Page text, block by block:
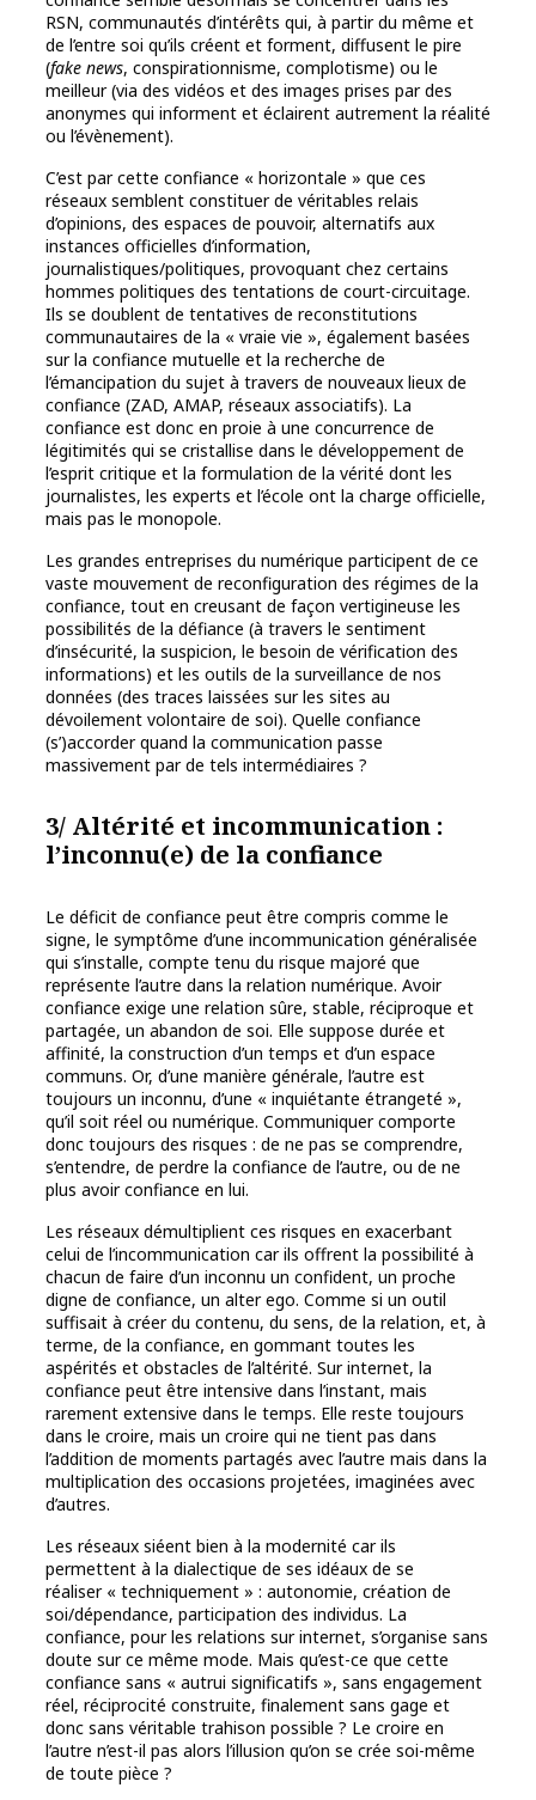
RSN, communautés d’intérêts qui, à partir du même et
de l’entre soi qu’ils créent et forment, diffusent le pire
(fake news, conspirationnisme, complotisme) ou le
meilleur (via des vidéos et des images prises par des
anonymes qui informent et éclairent autrement la réalité
ou l’évènement).
C’est par cette confiance « horizontale » que ces
réseaux semblent constituer de véritables relais
d’opinions, des espaces de pouvoir, alternatifs aux
instances officielles d’information,
journalistiques/politiques, provoquant chez certains
hommes politiques des tentations de court-circuitage.
Ils se doublent de tentatives de reconstitutions
communautaires de la « vraie vie », également basées
sur la confiance mutuelle et la recherche de
l’émancipation du sujet à travers de nouveaux lieux de
confiance (ZAD, AMAP, réseaux associatifs). La
confiance est donc en proie à une concurrence de
légitimités qui se cristallise dans le développement de
l’esprit critique et la formulation de la vérité dont les
journalistes, les experts et l’école ont la charge officielle,
mais pas le monopole.
Les grandes entreprises du numérique participent de ce
vaste mouvement de reconfiguration des régimes de la
confiance, tout en creusant de façon vertigineuse les
possibilités de la défiance (à travers le sentiment
d’insécurité, la suspicion, le besoin de vérification des
informations) et les outils de la surveillance de nos
données (des traces laissées sur les sites au
dévoilement volontaire de soi). Quelle confiance
(s’)accorder quand la communication passe
massivement par de tels intermédiaires ?
3/ Altérité et incommunication :
l’inconnu(e) de la confiance
Le déficit de confiance peut être compris comme le
signe, le symptôme d’une incommunication généralisée
qui s’installe, compte tenu du risque majoré que
représente l’autre dans la relation numérique. Avoir
confiance exige une relation sûre, stable, réciproque et
partagée, un abandon de soi. Elle suppose durée et
affinité, la construction d’un temps et d’un espace
communs. Or, d’une manière générale, l’autre est
toujours un inconnu, d’une « inquiétante étrangeté »,
qu’il soit réel ou numérique. Communiquer comporte
donc toujours des risques : de ne pas se comprendre,
s’entendre, de perdre la confiance de l’autre, ou de ne
plus avoir confiance en lui.
Les réseaux démultiplient ces risques en exacerbant
celui de l’incommunication car ils offrent la possibilité à
chacun de faire d’un inconnu un confident, un proche
digne de confiance, un alter ego. Comme si un outil
suffisait à créer du contenu, du sens, de la relation, et, à
terme, de la confiance, en gommant toutes les
aspérités et obstacles de l’altérité. Sur internet, la
confiance peut être intensive dans l’instant, mais
rarement extensive dans le temps. Elle reste toujours
dans le croire, mais un croire qui ne tient pas dans
l’addition de moments partagés avec l’autre mais dans la
multiplication des occasions projetées, imaginées avec
d’autres.
Les réseaux siéent bien à la modernité car ils
permettent à la dialectique de ses idéaux de se
réaliser « techniquement » : autonomie, création de
soi/dépendance, participation des individus. La
confiance, pour les relations sur internet, s’organise sans
doute sur ce même mode. Mais qu’est-ce que cette
confiance sans « autrui significatifs », sans engagement
réel, réciprocité construite, finalement sans gage et
donc sans véritable trahison possible ? Le croire en
l’autre n’est-il pas alors l’illusion qu’on se crée soi-même
de toute pièce ?